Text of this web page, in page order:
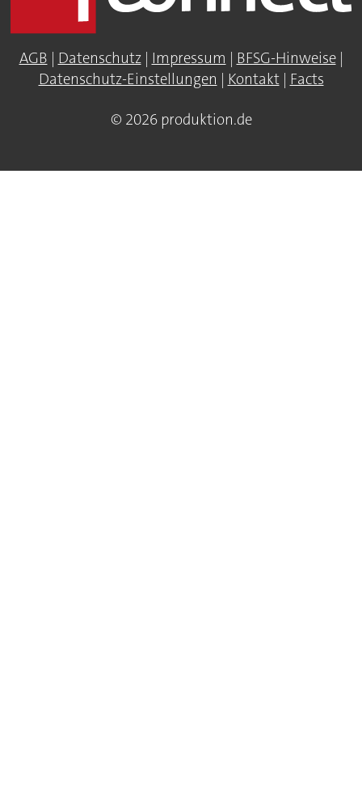
AGB Datenschutz| Impressum BFSG-Hinweise|
Datenschutz-Einstellungen
Kontakt| Facts
© 2026 produktion.de